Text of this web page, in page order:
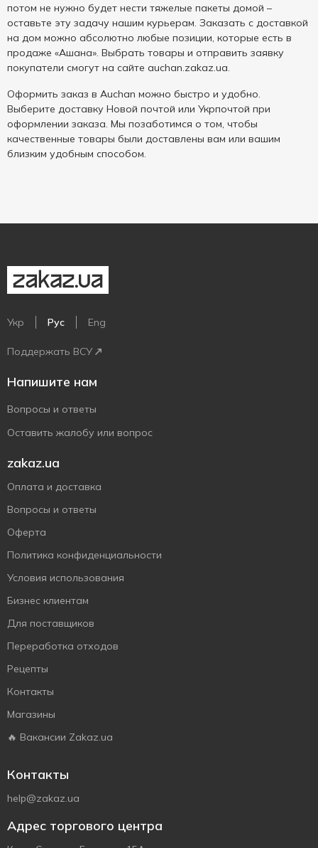
потом не нужно будет нести тяжелые пакеты домой –
оставьте эту задачу нашим курьерам. Заказать с доставкой
на дом можно абсолютно любые позиции, которые есть в
продаже «Ашана». Выбрать товары и отправить заявку
покупатели смогут на сайте auchan.zakaz.ua.
Оформить заказ в Auchan можно быстро и удобно.
Выберите доставку Новой почтой или Укрпочтой при
оформлении заказа. Мы позаботимся о том, чтобы
качественные товары были доставлены вам или вашим
близким удобным способом.
Укр Рус Eng
Поддержать ВСУ
Напишите нам
Вопросы и ответы
Оставить жалобу или вопрос
zakaz.ua
Оплата и доставка
Вопросы и ответы
Оферта
Политика конфиденциальности
Условия использования
Бизнес клиентам
Для поставщиков
Переработка отходов
Рецепты
Контакты
Магазины
🔥 Вакансии Zakaz.ua
Контакты
help@zakaz.ua
Адрес торгового центра